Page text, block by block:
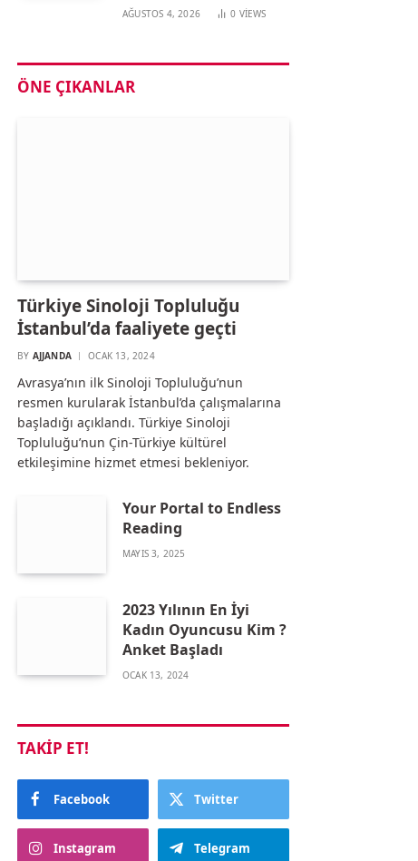
AĞUSTOS 4, 2026 0 VIEWS
ÖNE ÇIKANLAR
Türkiye Sinoloji Topluluğu
İstanbul’da faaliyete geçti
BY AJJANDA OCAK 13, 2024
Avrasya’nın ilk Sinoloji Topluluğu’nun
resmen kurularak İstanbul’da çalışmalarına
başladığı açıklandı. Türkiye Sinoloji
Topluluğu’nun Çin-Türkiye kültürel
etkileşimine hizmet etmesi bekleniyor.
Your Portal to Endless
Reading
MAYIS 3, 2025
2023 Yılının En İyi
Kadın Oyuncusu Kim ?
Anket Başladı
OCAK 13, 2024
TAKIP ET!
Facebook Twitter
Instagram Telegram